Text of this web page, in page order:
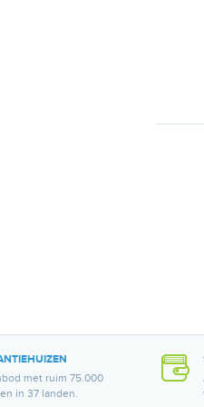
met ruim 75.000
in 37 landen.